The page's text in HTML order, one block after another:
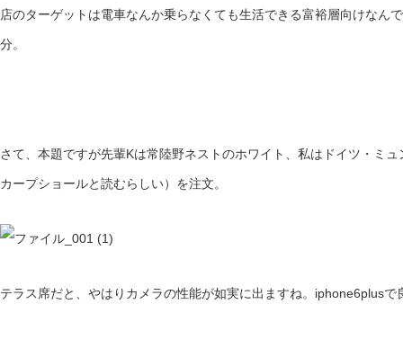
店のターゲットは電車なんか乗らなくても生活できる富裕層向けなん
分。
さて、本題ですが先輩Kは常陸野ネストのホワイト、私はドイツ・ミ
カープショールと読むらしい）を注文。
テラス席だと、やはりカメラの性能が如実に出ますね。iphone6plusで